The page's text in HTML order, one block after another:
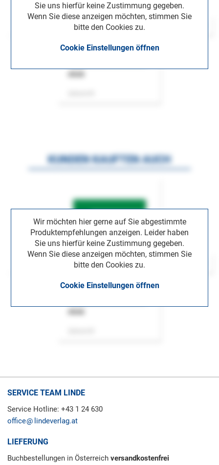
Sie uns hierfür keine Zustimmung gegeben.
Wenn Sie diese anzeigen möchten, stimmen Sie
bitte den Cookies zu.
Cookie Einstellungen öffnen
Wir möchten hier gerne auf Sie abgestimmte
Produktempfehlungen anzeigen. Leider haben
Sie uns hierfür keine Zustimmung gegeben.
Wenn Sie diese anzeigen möchten, stimmen Sie
bitte den Cookies zu.
Cookie Einstellungen öffnen
KUNDEN KAUFTEN AUCH
SERVICE TEAM LINDE
Service Hotline: +43 1 24 630
office
lindeverlag.at
LIEFERUNG
Buchbestellungen in Österreich versandkostenfrei